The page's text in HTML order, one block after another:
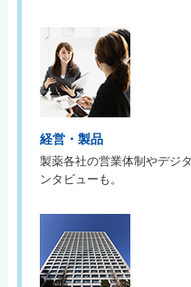
経営・製品
製薬各社の営業体制やデジ
ンタビューも。